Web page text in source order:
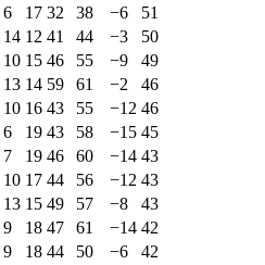
6 17 32 38 −6
51
14 12 41 44 −3
50
10 15 46 55 −9
49
13 14 59 61 −2
46
10 16 43 55 −12 46
6 19 43 58 −15 45
7 19 46 60 −14 43
10 17 44 56 −12 43
13 15 49 57 −8
43
9 18 47 61 −14 42
9 18 44 50 −6
42